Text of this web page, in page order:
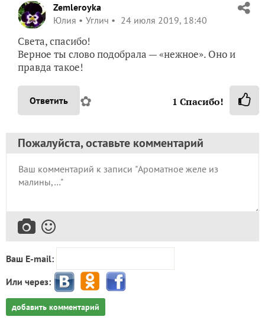
Zemleroyka
Юлия
Углич 24 июля 2019, 18:40
Света, спасибо!
Верное ты слово подобрала — «нежное». Оно и
правда такое!
Ответить ✿ 1 Спасибо!
Пожалуйста, оставьте комментарий
Ваш E-mail:
Или через:
добавить комментарий